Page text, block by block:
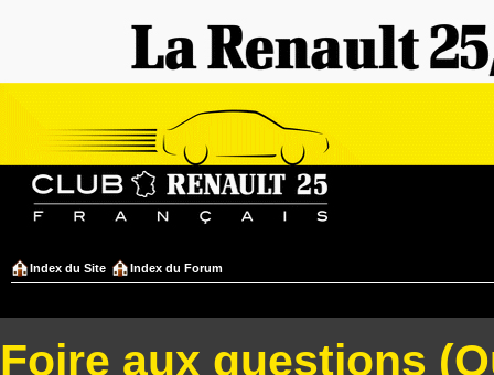
Index du Site Index du Forum
Foire aux questions